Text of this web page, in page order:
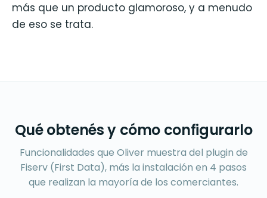
más que un producto glamoroso, y a menudo
de eso se trata.
Qué obtenés y cómo configurarlo
Funcionalidades que Oliver muestra del plugin de
Fiserv (First Data), más la instalación en 4 pasos
que realizan la mayoría de los comerciantes.